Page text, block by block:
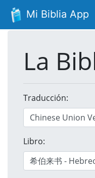
Mi Biblia App
La
Traducción:
Libro: